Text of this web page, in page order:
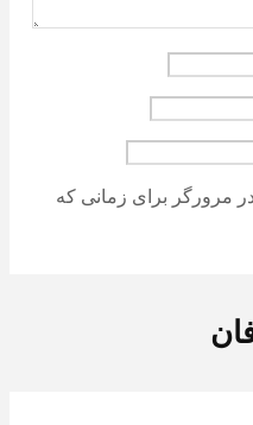
مرورگر برای زمانی که